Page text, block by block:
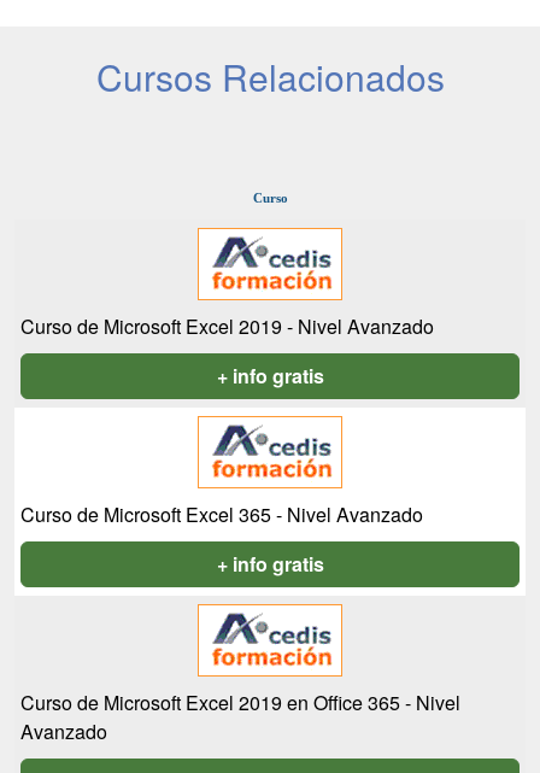
Cursos Relacionados
Curso
Curso de Microsoft Excel 2019 - Nivel Avanzado
+ info gratis
Curso de Microsoft Excel 365 - Nivel Avanzado
+ info gratis
Curso de Microsoft Excel 2019 en Office 365 - Nivel
Avanzado